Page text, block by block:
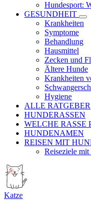
Hundesport:
GESUNDHEIT
Krankheiten
Symptome
Behandlung
Hausmittel
Zecken und
Ältere Hunde
Krankheiten
Hygiene
ALLE RATGEBER
HUNDERASSEN
WELCHE RASSE
HUNDENAMEN
REISEN MIT
Reiseziele
Katze